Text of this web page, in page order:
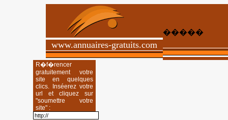
www.annuaires-gratuits.com
�����
R�f�rencer
gratuitement votre
site en quelques
clics. Inséerez votre
url et cliquez sur
"soumettre votre
site" :